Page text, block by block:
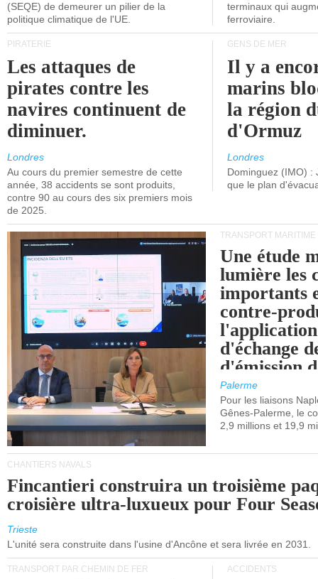
(SEQE) de demeurer un pilier de la
politique climatique de l'UE.
terminaux qui
ferroviaire.
PIRATERIE
Les attaques de
pirates contre les
navires continuent de
diminuer.
Londres
Au cours du premier semestre de cette
année, 38 accidents se sont produits,
contre 90 au cours des six premiers mois
de 2025.
GENS DE MER
Il y a
marins
la région
d'Ormuz
Londres
Dominguez (IMO) :
que le plan
TRANSPORT MARITIME
Une étude
lumière les
importants
contre-
d'échange
d'émission
(SEQE-UE)
maritimes
occidentale.
Palerme
Pour les liaisons
Gênes-Palerme, le
2,9 millions et 19,9
CHANTIERS NAVALS
Fincantieri construira un troisième
croisière ultra-luxueux pour Four
Trieste
L'unité sera construite dans l'usine d'Ancône et sera livrée en 2031.
TRANSPORT PAR CHEMIN DE FER ACCIDENTS